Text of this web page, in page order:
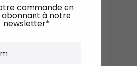
commande en
abonnant à notre
newsletter*